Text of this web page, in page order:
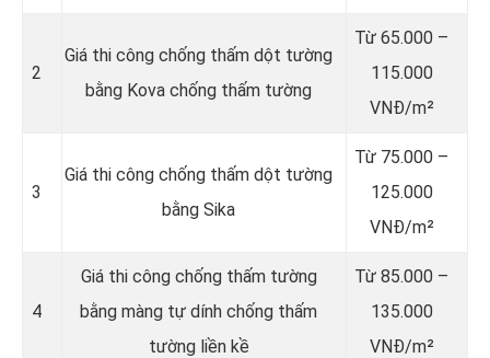
2
Giá thi công chống thấm dột tường
bằng Kova chống thấm tường
Từ 65.000 –
115.000
VNĐ/m²
3
Giá thi công chống thấm dột tường
bằng Sika
Từ 75.000 –
125.000
VNĐ/m²
4
Giá thi công chống thấm tường
bằng màng tự dính chống thấm
tường liền kề
Từ 85.000 –
135.000
VNĐ/m²